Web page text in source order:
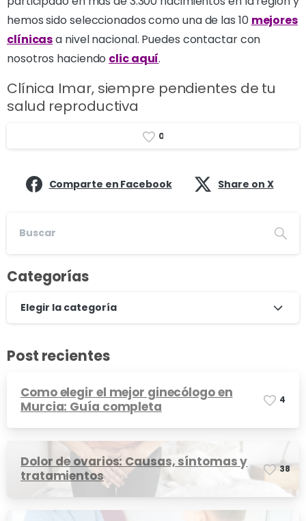
hemos sido seleccionados como una de las 10 mejores
clínicasa nivel nacional. Puedes contactar con
nosotros haciendo clic aquí.
Clínica Imar, siempre pendientes de tu
salud reproductiva
0
Comparte en Facebook Share on X
Categorías
Elegir la categoría
Post recientes
Como elegir el mejor ginecólogo en
Murcia: Guía completa
4
Dolor de ovarios: Causas, síntomas y
tratamientos
38